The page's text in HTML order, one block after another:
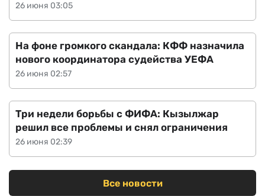
26 июня 03:05
26 июня 02:57
На фоне громкого скандала: КФФ назначила
нового координатора судейства УЕФА
26 июня 02:39
Три недели борьбы с ФИФА: Кызылжар
решил все проблемы и снял ограничения
Все новости